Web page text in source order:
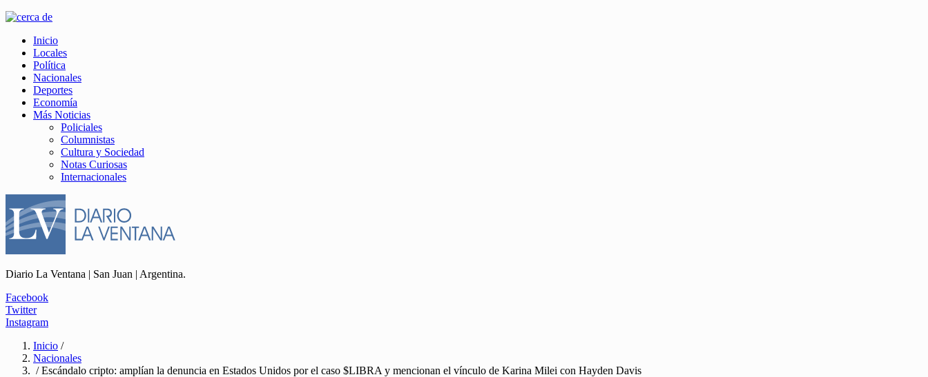
Inicio
Locales
Política
Nacionales
Deportes
Economía
Más Noticias
Policiales
Columnistas
Cultura y Sociedad
Notas Curiosas
Internacionales
Diario La Ventana | San Juan | Argentina.
Facebook
Twitter
Instagram
Inicio /
Nacionales
/ Escándalo cripto: amplían la denuncia en Estados Unidos por el caso $LIBRA y mencionan el vínculo de Karina Milei con Hayden Davis